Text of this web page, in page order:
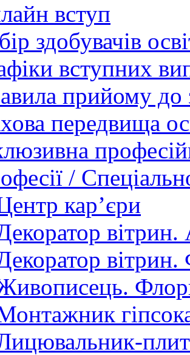
вступ
здобувачів
вступних
прийому до
передвища
/
кар’єри
вітрин.
вітрин.